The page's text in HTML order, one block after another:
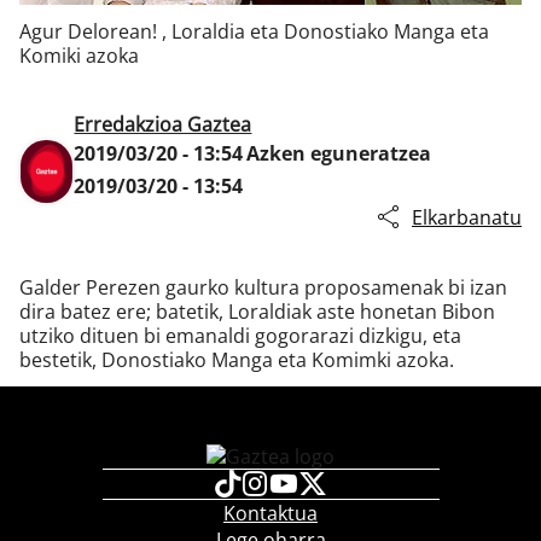
Agur Delorean! , Loraldia eta Donostiako Manga eta
Komiki azoka
Erredakzioa Gaztea
2019/03/20 - 13:54Azken eguneratzea
2019/03/20 - 13:54
Elkarbanatu
Galder Perezen gaurko kultura proposamenak bi izan
dira batez ere; batetik, Loraldiak aste honetan Bibon
utziko dituen bi emanaldi gogorarazi dizkigu, eta
bestetik, Donostiako Manga eta Komimki azoka.
Kontaktua